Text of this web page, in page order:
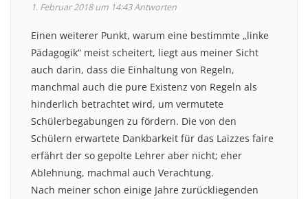
1. Februar 2018 um 14:43Antworten
Einen weiterer Punkt, warum eine bestimmte „linke
Pädagogik“ meist scheitert, liegt aus meiner Sicht
auch darin, dass die Einhaltung von Regeln,
manchmal auch die pure Existenz von Regeln als
hinderlich betrachtet wird, um vermutete
Schülerbegabungen zu fördern. Die von den
Schülern erwartete Dankbarkeit für das Laizzes faire
erfährt der so gepolte Lehrer aber nicht; eher
Ablehnung, machmal auch Verachtung.
Nach meiner schon einige Jahre zurückliegenden